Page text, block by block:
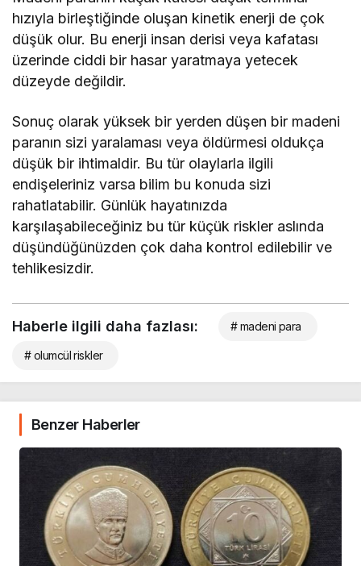
hızıyla birleştiğinde oluşan kinetik enerji de çok
düşük olur. Bu enerji insan derisi veya kafatası
üzerinde ciddi bir hasar yaratmaya yetecek
düzeyde değildir.
Sonuç olarak yüksek bir yerden düşen bir madeni
paranın sizi yaralaması veya öldürmesi oldukça
düşük bir ihtimaldir. Bu tür olaylarla ilgili
endişeleriniz varsa bilim bu konuda sizi
rahatlatabilir. Günlük hayatınızda
karşılaşabileceğiniz bu tür küçük riskler aslında
düşündüğünüzden çok daha kontrol edilebilir ve
tehlikesizdir.
Haberle ilgili daha fazlası: # madeni para
# olumcül riskler
Benzer Haberler